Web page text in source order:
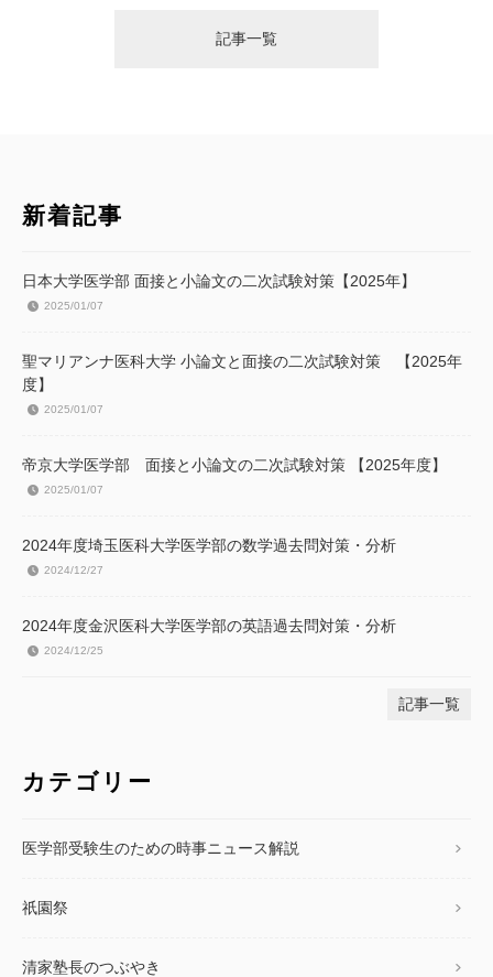
記事一覧
新着記事
日本大学医学部 面接と小論文の二次試験対策【2025年】
2025/01/07
聖マリアンナ医科大学 小論文と面接の二次試験対策 【2025年
度】
2025/01/07
帝京大学医学部 面接と小論文の二次試験対策 【2025年度】
2025/01/07
2024年度埼玉医科大学医学部の数学過去問対策・分析
2024/12/27
2024年度金沢医科大学医学部の英語過去問対策・分析
2024/12/25
記事一覧
カテゴリー
医学部受験生のための時事ニュース解説
祇園祭
清家塾長のつぶやき